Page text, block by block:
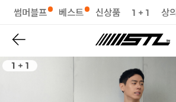
썸머블프 베스트 신상품 1 + 1 상의